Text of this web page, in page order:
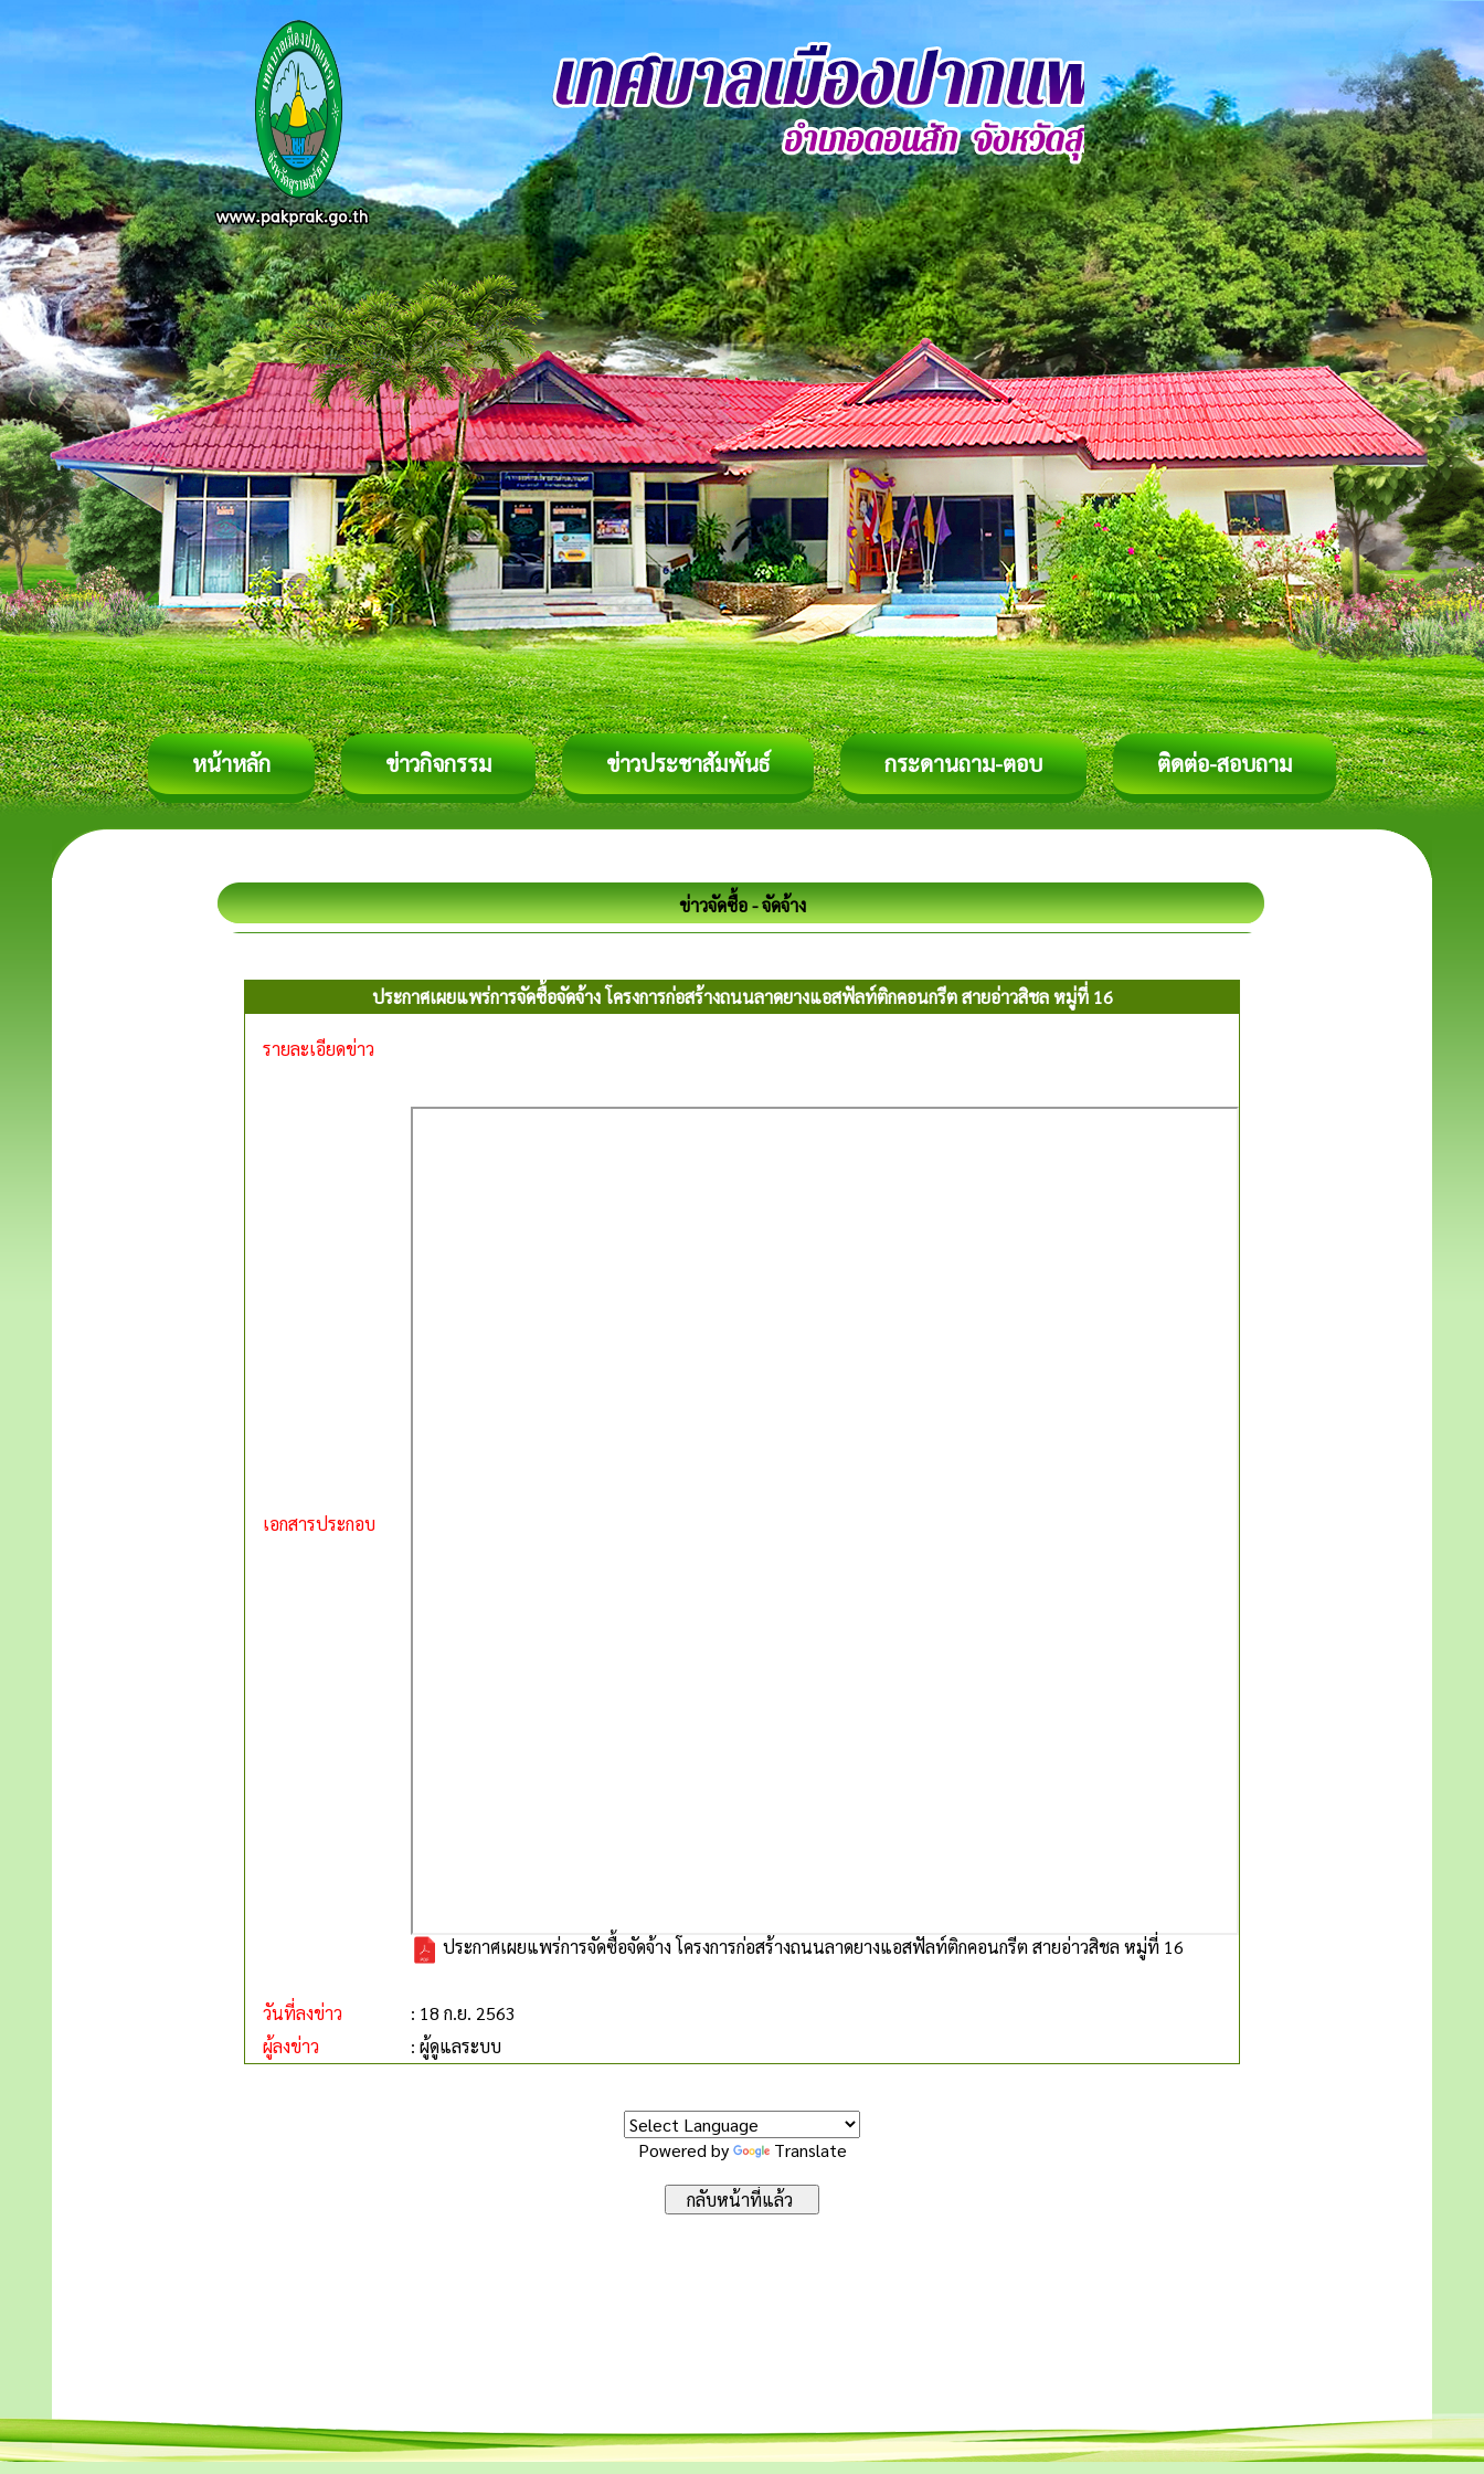
หน้าหลัก ข่าวกิจกรรม ข่าวประชาสัมพันธ์ กระดานถาม-ตอบ ติดต่อ-สอบถาม
ข่าวจัดซื้อ - จัดจ้าง
ประกาศเผยแพร่การจัดซื้อจัดจ้าง โครงการก่อสร้างถนนลาดยางแอสฟัลท์ติกคอนกรีต สายอ่าวสิชล หมู่ที่ 16
รายละเอียดข่าว
เอกสารประกอบ
ประกาศเผยแพร่การจัดซื้อจัดจ้าง โครงการก่อสร้างถนนลาดยางแอสฟัลท์ติกคอนกรีต สายอ่าวสิชล หมู่ที่ 16
วันที่ลงข่าว
: 18 ก.ย. 2563
ผู้ลงข่าว
: ผู้ดูแลระบบ
Powered by Translate